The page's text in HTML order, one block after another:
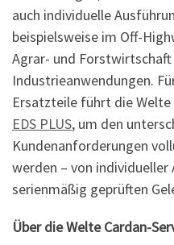
auch individuelle
beispielsweise im Off-
Agrar- und
Industrieanwendungen.
Ersatzteile führt die Welte
EDS PLUS, um den
Kundenanforderungen
werden – von
serienmäßig geprüften
Über die Welte Cardan-